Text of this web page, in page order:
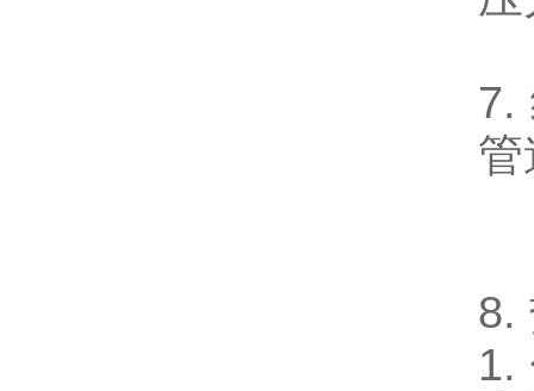
7.
8.
1.